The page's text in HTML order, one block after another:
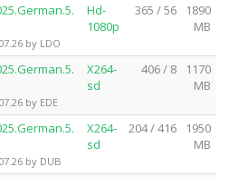
by LDO
Hd-
1080p
365 / 56
1890
MB
by EDE
X264-
sd
406 / 8
1170
MB
by DUB
X264-
sd
204 / 416
1950
MB